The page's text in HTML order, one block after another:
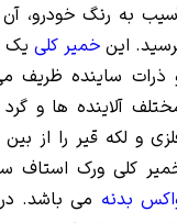
به رنگ خودرو،
اینخمیر کلی یک
ذرات ساینده ظریف
آلاینده ها و
و لکه قیر را از
کلی ورک استاف
بدنه می باشد.